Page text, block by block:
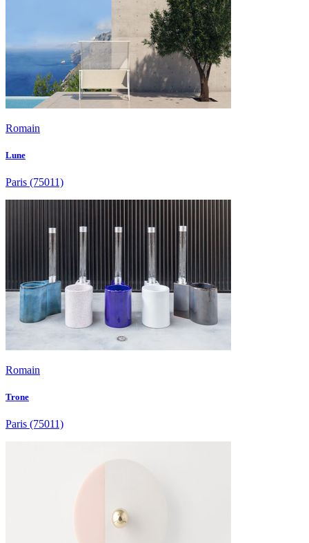
Romain
Lune
Paris (75011)
Romain
Trone
Paris (75011)